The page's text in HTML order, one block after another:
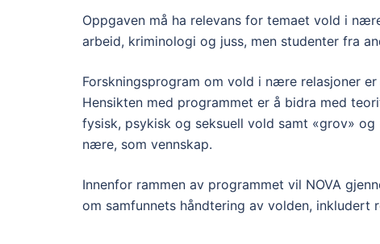
Oppgaven må ha relevans for temaet vold i
arbeid, kriminologi og juss, men studenter fra
Forskningsprogram om vold i nære relasjoner
Hensikten med programmet er å bidra med
fysisk, psykisk og seksuell vold samt «grov»
nære, som vennskap.
Innenfor rammen av programmet vil NOVA
om samfunnets håndtering av volden, inkludert